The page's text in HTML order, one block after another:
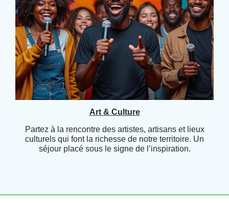
Art & Culture
Partez à la rencontre des artistes, artisans et lieux
culturels qui font la richesse de notre territoire. Un
séjour placé sous le signe de l’inspiration.